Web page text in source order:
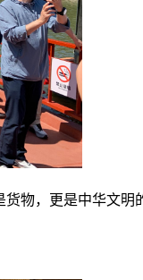
货物，更是中华文明